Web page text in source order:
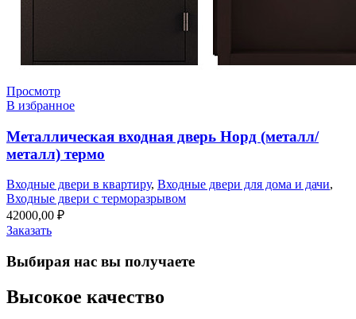
Просмотр
В избранное
Металлическая входная дверь Норд (металл/
металл) термо
Входные двери в квартиру, Входные двери для дома и дачи,
Входные двери с терморазрывом
42000,00 ₽
Заказать
Выбирая нас вы получаете
Высокое качество